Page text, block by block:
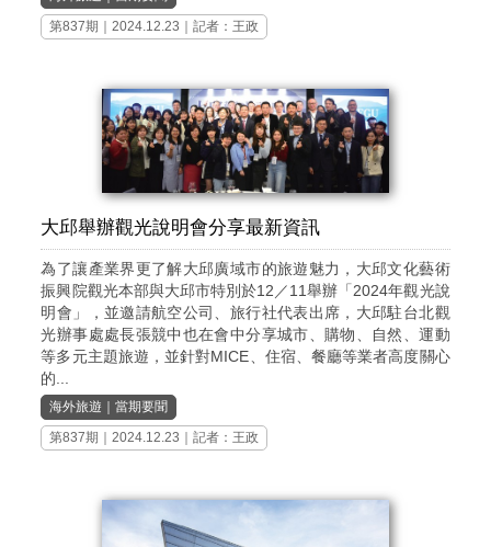
第837期
｜2024.12.23｜記者：王政
大邱舉辦觀光說明會分享最新資訊
為了讓產業界更了解大邱廣域市的旅遊魅力，大邱文化藝術
振興院觀光本部與大邱市特別於12／11舉辦「2024年觀光說
明會」，並邀請航空公司、旅行社代表出席，大邱駐台北觀
光辦事處處長張競中也在會中分享城市、購物、自然、運動
等多元主題旅遊，並針對MICE、住宿、餐廳等業者高度關心
的...
海外旅遊 ｜當期要聞
第837期
｜2024.12.23｜記者：王政